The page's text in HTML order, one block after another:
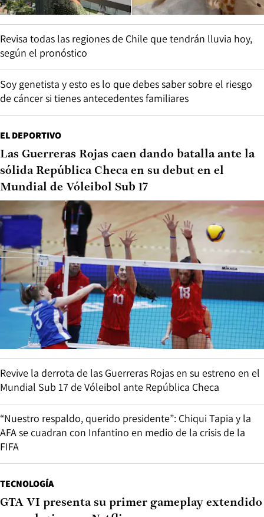
Revisa todas las regiones de Chile que tendrán lluvia hoy,
según el pronóstico
Soy genetista y esto es lo que debes saber sobre el riesgo
de cáncer si tienes antecedentes familiares
EL DEPORTIVO
Las Guerreras Rojas caen dando batalla ante la
sólida República Checa en su debut en el
Mundial de Vóleibol Sub 17
Revive la derrota de las Guerreras Rojas en su estreno en el
Mundial Sub 17 de Vóleibol ante República Checa
“Nuestro respaldo, querido presidente”: Chiqui Tapia y la
AFA se cuadran con Infantino en medio de la crisis de la
FIFA
TECNOLOGÍA
GTA VI presenta su primer gameplay extendido